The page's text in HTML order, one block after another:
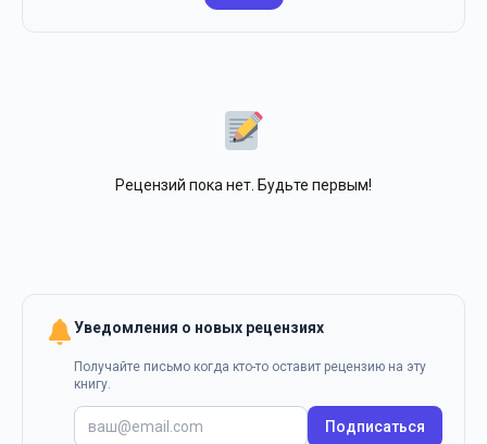
Рецензий пока нет. Будьте первым!
Уведомления о новых рецензиях
Получайте письмо когда кто-то оставит рецензию на эту
книгу.
Подписаться